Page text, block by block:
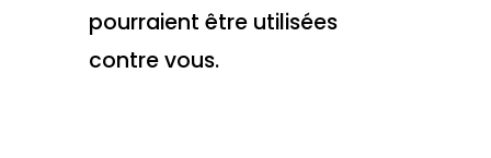
pourraient être utilisées
contre vous.